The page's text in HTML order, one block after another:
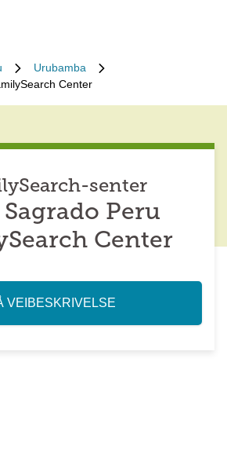
Urubamba
Center
senter
Peru
Center
VEIBESKRIVELSE